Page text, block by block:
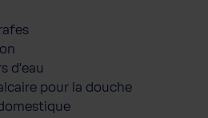
d'eau
pour la douche